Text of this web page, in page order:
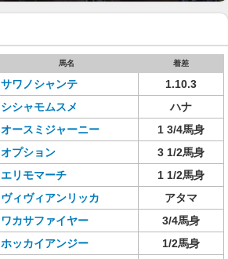
馬名 着差
サワノシャンテ
1.10.3
シシャモムスメ
ハナ
オースミジャーニー
1 3/4馬身
オプション
3 1/2馬身
エリモマーチ
1 1/2馬身
ヴィヴィアンリッカ
アタマ
ワカサファイヤー
3/4馬身
ホッカイアンジー
1/2馬身